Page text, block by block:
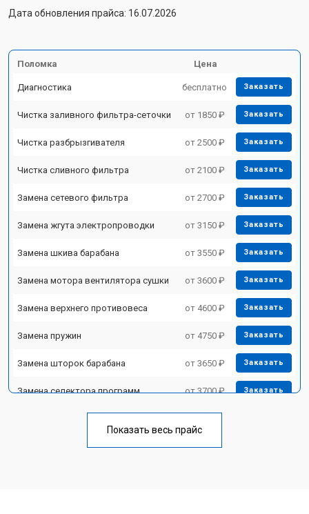
Дата обновления прайса: 16.07.2026
Поломка Цена
Диагностика бесплатно Заказать
Чистка заливного фильтра-сеточки от 1850 ₽ Заказать
Чистка разбрызгивателя от 2500 ₽ Заказать
Чистка сливного фильтра от 2100 ₽ Заказать
Замена сетевого фильтра от 2700 ₽ Заказать
Замена жгута электропроводки от 3150 ₽ Заказать
Замена шкива барабана от 3550 ₽ Заказать
Замена мотора вентилятора сушки от 3600 ₽ Заказать
Замена верхнего противовеса от 4600 ₽ Заказать
Замена пружин от 4750 ₽ Заказать
Замена шторок барабана от 3650 ₽ Заказать
Замена селектора программ от 3700 ₽ Заказать
Замена опоры бака от 2800 ₽
Показать весь прайс